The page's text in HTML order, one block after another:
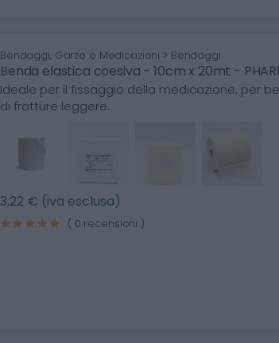
Bendaggi, Garze e Medicazioni > Bendaggi
Benda elastica coesiva - 10cm x 20mt -
Ideale per il fissaggio della medicazione, per
di fratture leggere.
3,22 € (iva esclusa)
( 0 recensioni )